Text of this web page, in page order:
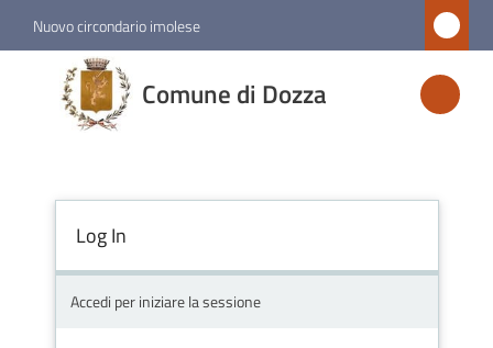
Vai al contenuto
Vai alla navigazione
Vai al footer
Nuovo circondario imolese
Comune di Dozza
Comune
di
Dozza
Amministrazione
Novità
Log In
Accedi per iniziare la sessione